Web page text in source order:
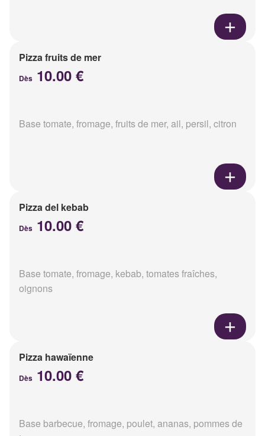
Pizza fruits de mer
Dès 10.00 €
Base tomate, fromage, fruits de mer, ail, persil, citron
Pizza del kebab
Dès 10.00 €
Base tomate, fromage, kebab, tomates fraîches,
oignons
Pizza hawaïenne
Dès 10.00 €
Base barbecue, fromage, poulet, ananas, pommes de